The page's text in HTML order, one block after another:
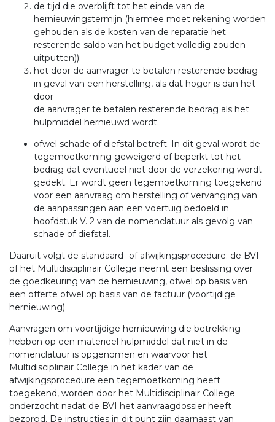
de tijd die overblijft tot het einde van de
hernieuwingstermijn (hiermee moet rekening worden
gehouden als de kosten van de reparatie het
resterende saldo van het budget volledig zouden
uitputten));
het door de aanvrager te betalen resterende bedrag
in geval van een herstelling, als dat hoger is dan het
door
de aanvrager te betalen resterende bedrag als het
hulpmiddel hernieuwd wordt.
ofwel schade of diefstal betreft. In dit geval wordt de
tegemoetkoming geweigerd of beperkt tot het
bedrag dat eventueel niet door de verzekering wordt
gedekt. Er wordt geen tegemoetkoming toegekend
voor een aanvraag om herstelling of vervanging van
de aanpassingen aan een voertuig bedoeld in
hoofdstuk V. 2 van de nomenclatuur als gevolg van
schade of diefstal.
Daaruit volgt de standaard- of afwijkingsprocedure: de BVI
of het Multidisciplinair College neemt een beslissing over
de goedkeuring van de hernieuwing, ofwel op basis van
een offerte ofwel op basis van de factuur (voortijdige
hernieuwing).
Aanvragen om voortijdige hernieuwing die betrekking
hebben op een materieel hulpmiddel dat niet in de
nomenclatuur is opgenomen en waarvoor het
Multidisciplinair College in het kader van de
afwijkingsprocedure een tegemoetkoming heeft
toegekend, worden door het Multidisciplinair College
onderzocht nadat de BVI het aanvraagdossier heeft
bezorgd. De instructies in dit punt zijn daarnaast van